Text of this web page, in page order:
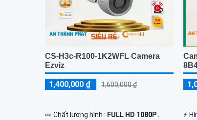
CS-H3c-R100-1K2WFL Camera
Ezviz
1,400,000 ₫ 1,600,000 ₫
️👀 Chất lượng hình : FULL HD 1080P .
️⚡